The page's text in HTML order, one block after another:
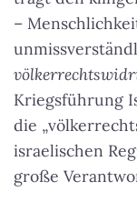
–
Kriegsführung
die
israelischen
große